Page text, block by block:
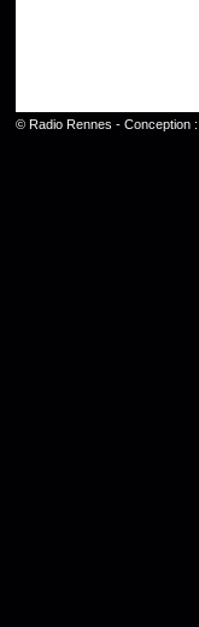
© Radio Rennes - Conception :